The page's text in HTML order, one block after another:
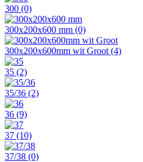
300 (0)
300x200x600 mm (0)
300x200x600mm wit Groot (4)
35 (2)
35/36 (2)
36 (9)
37 (10)
37/38 (0)